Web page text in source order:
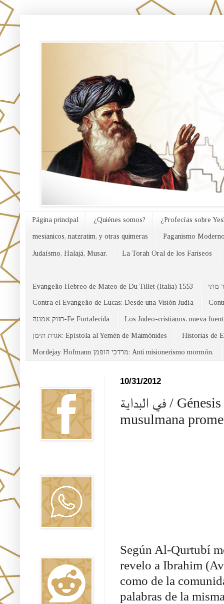
Página principal ¿Quiénes somos? ¿Profecías sobre
mesianicos, natzratim, y otras quimeras Paganismo
Judaísmo, Halajá, Musar. La Torah Oral de los Fariseos
Evangelio Hebreo de Mateo de Du Tillet (Italia) 1553
Contra el Evangelio de Lucas: Desde una Visión Judía
חזוק אמונה-Fe Fortalecida Los Judeo-cristianos, nueva
אגרת תימן: Epístola al Yemén de Maimónides Historias de
Mordejay Hofmann מרדכי הופמן: Anti misionerismo mormón.
10/31/2012
في البداية / Génesis 17: 20: ¿Mahoma y la comunidad
musulmana
Según Al-Qurtubí
revelo a Ibrahim
como de la
palabras de la